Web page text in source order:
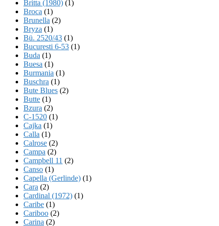
Britta (1980) (1)
Broca (1)
Brunella (2)
Bryza (1)
Bü. 2520/43 (1)
Bucuresti 6-53 (1)
Buda (1)
Buesa (1)
Burmania (1)
Buschra (1)
Bute Blues (2)
Butte (1)
Bzura (2)
C-1520 (1)
Cajka (1)
Calla (1)
Calrose (2)
Campa (2)
Campbell 11 (2)
Canso (1)
Capella (Gerlinde) (1)
Cara (2)
Cardinal (1972) (1)
Caribe (1)
Cariboo (2)
Carina (2)